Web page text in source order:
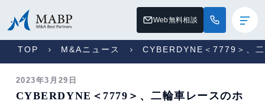
Web無料相談
TOP M&Aニュース CYBERDYNE＜7779＞、
2023年3月29日
CYBERDYNE＜7779＞、二輪車レースのホ